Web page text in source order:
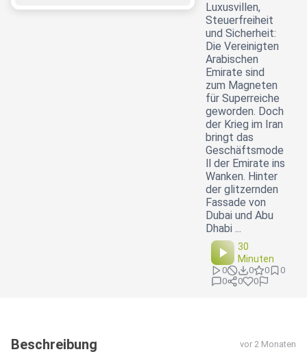
Luxusvillen,
Steuerfreiheit
und Sicherheit:
Die Vereinigten
Arabischen
Emirate sind
zum Magneten
für Superreiche
geworden. Doch
der Krieg im Iran
bringt das
Geschäftsmode
ll der Emirate ins
Wanken. Hinter
der glitzernden
Fassade von
Dubai und Abu
Dhabi ...
30
Minuten
0 0 0
0
0
0 0
Beschreibung vor 2 Monaten